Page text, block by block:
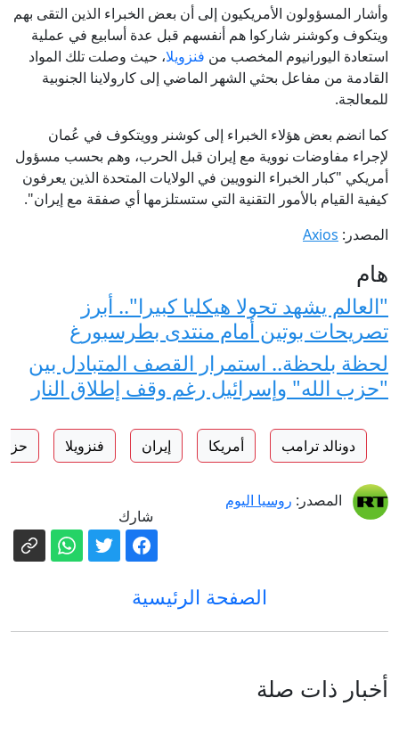
وأشار المسؤولون الأمريكيون إلى أن بعض الخبراء الذين التقى بهم
ويتكوف وكوشنر شاركوا هم أنفسهم قبل عدة أسابيع في عملية
استعادة اليورانيوم المخصب من فنزويلا، حيث وصلت تلك المواد
القادمة من مفاعل بحثي الشهر الماضي إلى كارولاينا الجنوبية
للمعالجة.
كما انضم بعض هؤلاء الخبراء إلى كوشنر وويتكوف في عُمان
لإجراء مفاوضات نووية مع إيران قبل الحرب، وهم بحسب مسؤول
أمريكي "كبار الخبراء النوويين في الولايات المتحدة الذين يعرفون
كيفية القيام بالأمور التقنية التي ستستلزمها أي صفقة مع إيران".
المصدر: Axios
هام
"العالم يشهد تحولا هيكليا كبيرا".. أبرز
تصريحات بوتين أمام منتدى بطرسبورغ
لحظة بلحظة.. استمرار القصف المتبادل بين
"حزب الله" وإسرائيل رغم وقف إطلاق النار
دونالد ترامب أمريكا إيران فنزويلا حزب
المصدر: روسيا اليوم
شارك
الصفحة الرئيسية
أخبار ذات صلة